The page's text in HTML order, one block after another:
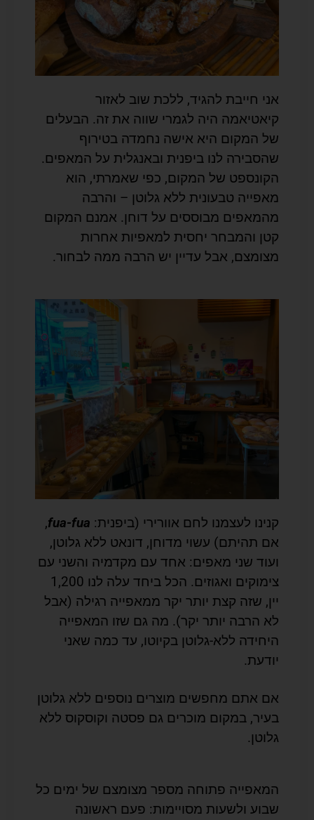
אני חייבת להגיד, ללכת שוב לאזור
קיאטיאמה היה לגמרי שווה את זה. הבעלים
של המקום היא אישה נחמדה בטירוף
שהסבירה לנו ביפנית ובאנגלית על המאפים.
הקונספט של המקום, כפי שאמרתי, הוא
מאפייה טבעונית ללא גלוטן – והרבה
מהמאפים מבוססים על דוחן. אמנם המקום
קטן והמבחר יחסית למאפיות אחרות
מצומצם, אבל עדיין יש הרבה ממה לבחור.
קנינו לעצמנו לחם אוורירי (ביפנית: fua-fua
,
אם תהיתם) עשוי מדוחן, דונאט ללא גלוטן,
ועוד שני מאפים: אחד עם מקדמיה והשני עם
צימוקים ואגוזים. הכל ביחד עלה לנו 1,200
יין, שזה קצת יותר יקר ממאפייה רגילה (אבל
לא הרבה יותר יקר). מה גם שזו המאפייה
היחידה ללא-גלוטן בקיוטו, עד כמה שאני
יודעת.
אם אתם מחפשים מוצרים נוספים ללא גלוטן
בעיר, במקום מוכרים גם פסטה וקוסקוס ללא
גלוטן.
המאפייה פתוחה מספר מצומצם של ימים כל
שבוע ולשעות מסויימות: פעם ראשונה